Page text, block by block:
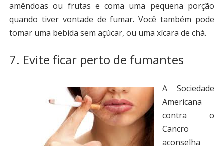
amêndoas ou frutas e coma uma pequena porção
quando tiver vontade de fumar. Você também pode
tomar uma bebida sem açúcar, ou uma xícara de chá.
7. Evite ficar perto de fumantes
A Sociedade
Americana
contra o
Cancro
aconselha